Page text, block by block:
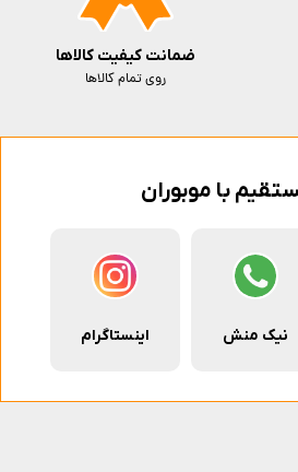
با موبوران
نیک منش اینستاگرام
ضمانت کیفیت کالاها
روی تمام کالاها